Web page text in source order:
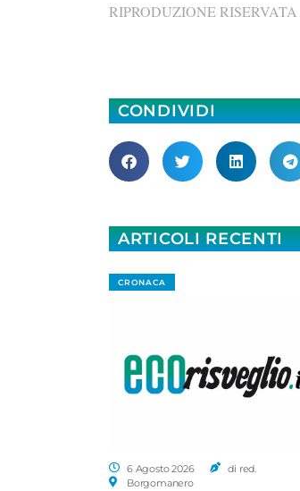
RIPRODUZIONE
CONDIVIDI
ARTICOLI RECENTI
CRONACA
6 Agosto 2026
di red.
Borgomanero